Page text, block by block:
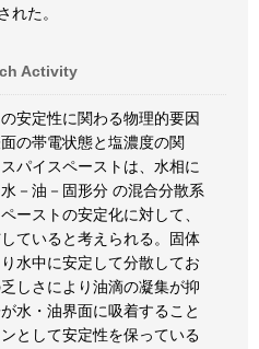
れた。
Activity
安定性に関わる物理的要因
の帯電状態と塩濃度の関
パイスペーストは、水相に
－油－固形分 の混合分散系
ーストの安定化に対して、
ていると考えられる。固体
水中に安定して分散してお
しさにより油滴の凝集が抑
水・油界面に吸着すること
として安定性を保っている